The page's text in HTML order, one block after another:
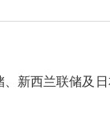
新西兰联储及日